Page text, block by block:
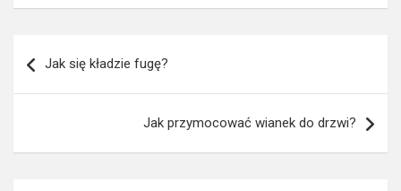
wpisu
Jak się kładzie fugę?
Jak przymocować wianek do drzwi?